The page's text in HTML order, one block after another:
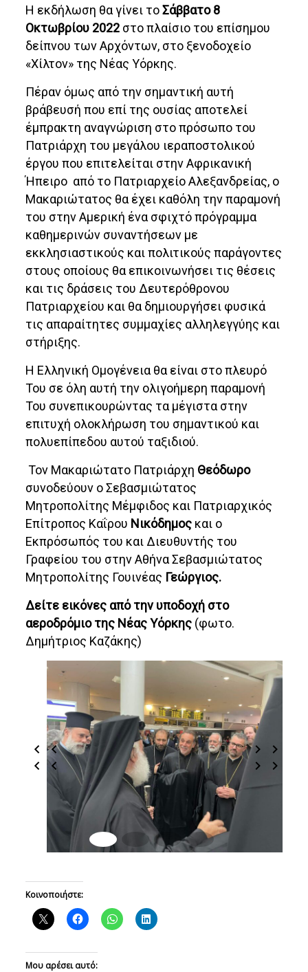
Η εκδήλωση θα γίνει τοΣάββατο 8
Οκτωβρίου 2022 στο πλαίσιο του επίσημου
δείπνου των Αρχόντων, στο ξενοδοχείο
«Χίλτον» της Νέας Υόρκης.
Πέραν όμως από την σημαντική αυτή
βράβευσή που επί της ουσίας αποτελεί
έμπρακτη αναγνώριση στο πρόσωπο του
Πατριάρχη του μεγάλου ιεραποστολικού
έργου που επιτελείται στην Αφρικανική
Ήπειρο από το Πατριαρχείο Αλεξανδρείας, ο
Μακαριώτατος θα έχει καθόλη την παραμονή
του στην Αμερική ένα σφιχτό πρόγραμμα
καθημερινών συναντήσεων με
εκκλησιαστικούς και πολιτικούς παράγοντες
στους οποίους θα επικοινωνήσει τις θέσεις
και τις δράσεις του Δευτερόθρονου
Πατριαρχείου και θα δημιουργήσει φυσικά
τις απαραίτητες συμμαχίες αλληλεγγύης και
στήριξης.
Η Ελληνική Ομογένεια θα είναι στο πλευρό
Του σε όλη αυτή την ολιγοήμερη παραμονή
Του συνεπικουρώντας τα μέγιστα στην
επιτυχή ολοκλήρωση του σημαντικού και
πολυεπίπεδου αυτού ταξιδιού.
Τον Μακαριώτατο Πατριάρχη Θεόδωρο
συνοδεύουν ο Σεβασμιώτατος
Μητροπολίτης Μέμφιδος και Πατριαρχικός
Επίτροπος Καΐρου Νικόδημος και ο
Εκπρόσωπός του και Διευθυντής του
Γραφείου του στην Αθήνα Σεβασμιώτατος
Μητροπολίτης Γουινέας Γεώργιος.
Δείτε εικόνες από την υποδοχή στο
αεροδρόμιο της Νέας Υόρκης (φωτο.
Δημήτριος Καζάκης)
Κοινοποιήστε:
Μου αρέσει αυτό: